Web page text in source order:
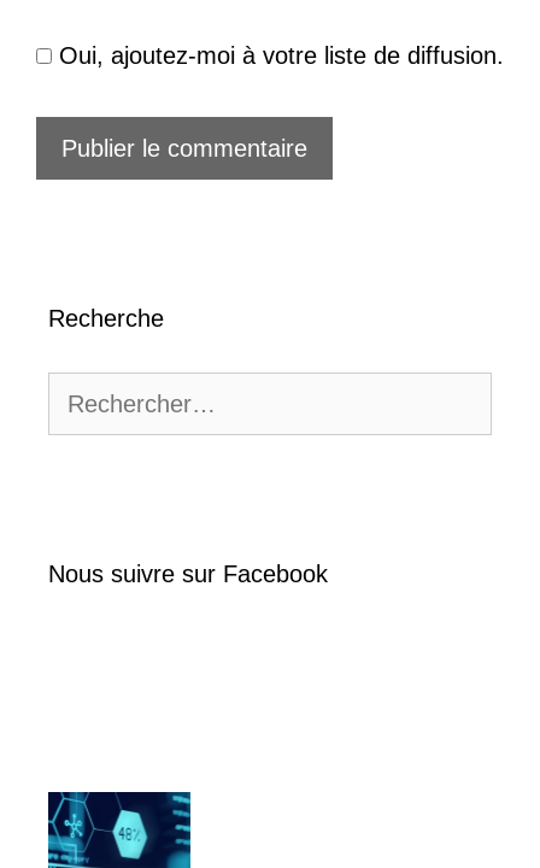
Oui, ajoutez-moi à votre liste de diffusion.
Recherche
Nous suivre sur Facebook